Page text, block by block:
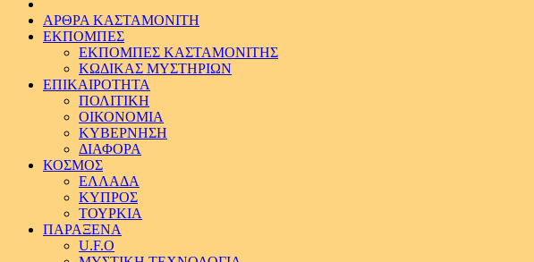
ΑΡΘΡΑ ΚΑΣΤΑΜΟΝΙΤΗ
ΕΚΠΟΜΠΕΣ
ΕΚΠΟΜΠΕΣ ΚΑΣΤΑΜΟΝΙΤΗΣ
ΚΩΔΙΚΑΣ ΜΥΣΤΗΡΙΩΝ
ΕΠΙΚΑΙΡΟΤΗΤΑ
ΠΟΛΙΤΙΚΗ
ΟΙΚΟΝΟΜΙΑ
ΚΥΒΕΡΝΗΣΗ
ΔΙΑΦΟΡΑ
ΚΟΣΜΟΣ
ΕΛΛΑΔΑ
ΚΥΠΡΟΣ
ΤΟΥΡΚΙΑ
ΠΑΡΑΞΕΝΑ
U.F.O